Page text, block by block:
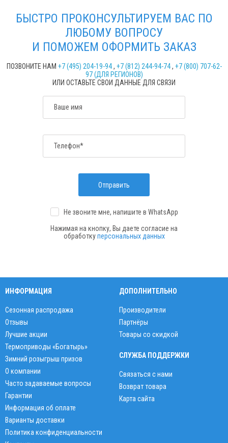
БЫСТРО ПРОКОНСУЛЬТИРУЕМ ВАС ПО
ЛЮБОМУ ВОПРОСУ
И ПОМОЖЕМ ОФОРМИТЬ ЗАКАЗ
ПОЗВОНИТЕ НАМ +7 (495) 204-19-94, +7 (812) 244-94-74, +7 (800) 707-62-
97 (ДЛЯ РЕГИОНОВ)
ИЛИ ОСТАВЬТЕ СВОИ ДАННЫЕ ДЛЯ СВЯЗИ
Ваше имя
Телефон*
Отправить
Не звоните мне, напишите в WhatsApp
Нажимая на кнопку, Вы даете согласие на
обработкуперсональных данных
ИНФОРМАЦИЯ
Сезонная распродажа
Отзывы
Лучшие акции
Термоприводы «Богатырь»
Зимний розыгрыш призов
О компании
Часто задаваемые вопросы
Гарантии
Информация об оплате
Варианты доставки
Политика конфиденциальности
ДОПОЛНИТЕЛЬНО
Производители
Партнёры
Товары со скидкой
СЛУЖБА ПОДДЕРЖКИ
Связаться с нами
Возврат товара
Карта сайта